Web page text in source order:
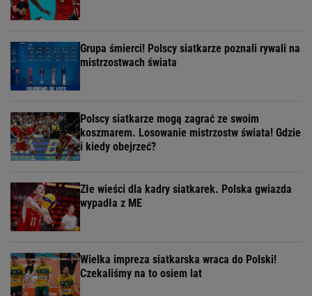
Grupa śmierci! Polscy siatkarze poznali rywali na
mistrzostwach świata
Polscy siatkarze mogą zagrać ze swoim
koszmarem. Losowanie mistrzostw świata! Gdzie
i kiedy obejrzeć?
Złe wieści dla kadry siatkarek. Polska gwiazda
wypadła z ME
Wielka impreza siatkarska wraca do Polski!
Czekaliśmy na to osiem lat